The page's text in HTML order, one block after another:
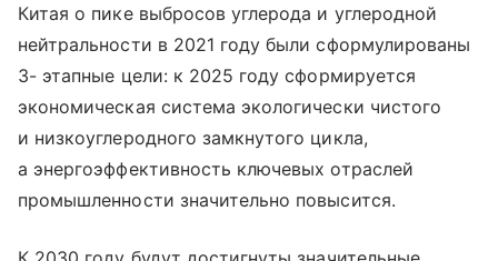
Китая о пике выбросов углерода и углеродной
нейтральности в 2021 году были сформулированы
3- этапные цели: к 2025 году сформируется
экономическая система экологически чистого
и низкоуглеродного замкнутого цикла,
а энергоэффективность ключевых отраслей
промышленности значительно повысится.